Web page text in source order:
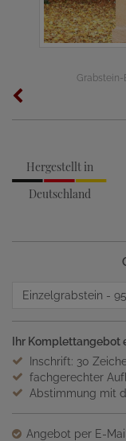
Hergestellt in
Deutschland
Einzelgrabstein -
Ihr Komplettangebot
Inschrift: 30
fachgerechter
Abstimmung mit
Angebot per E-